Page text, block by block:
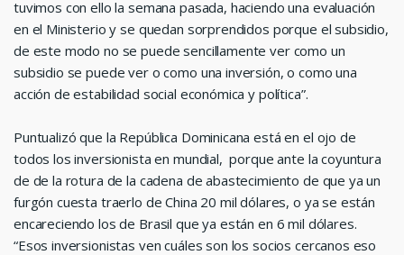
tuvimos con ello la semana pasada, haciendo una evaluación
en el Ministerio y se quedan sorprendidos porque el subsidio,
de este modo no se puede sencillamente ver como un
subsidio se puede ver o como una inversión, o como una
acción de estabilidad social económica y política”.
Puntualizó que la República Dominicana está en el ojo de
todos los inversionista en mundial, porque ante la coyuntura
de de la rotura de la cadena de abastecimiento de que ya un
furgón cuesta traerlo de China 20 mil dólares, o ya se están
encareciendo los de Brasil que ya están en 6 mil dólares.
“Esos inversionistas ven cuáles son los socios cercanos eso